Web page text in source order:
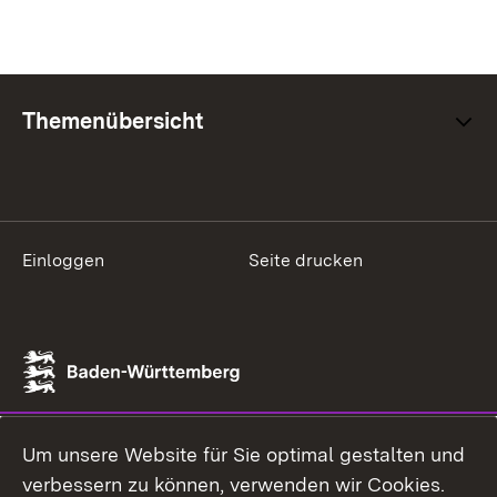
Themenübersicht
Einloggen Seite drucken
Um unsere Website für Sie optimal gestalten und
verbessern zu können, verwenden wir Cookies.